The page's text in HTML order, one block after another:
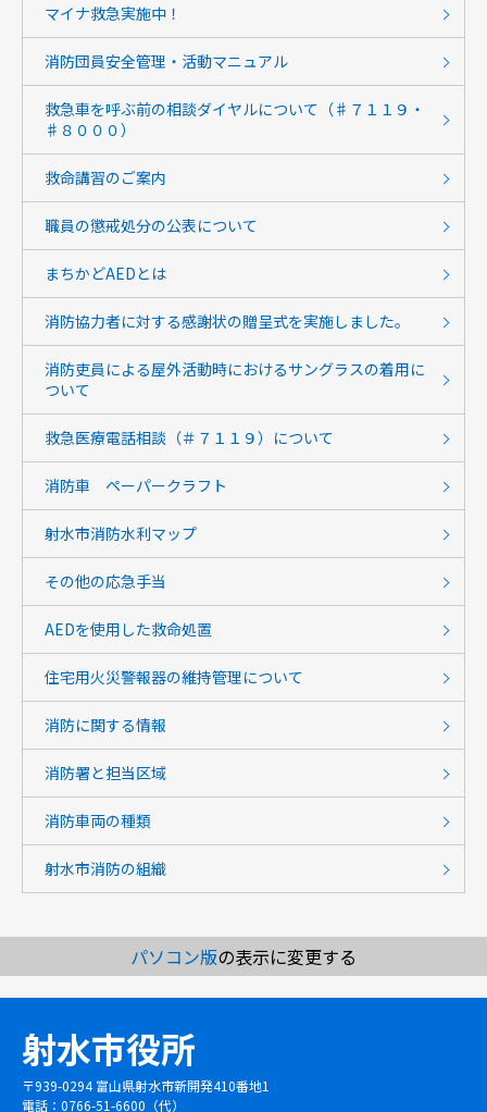
マイナ救急実施中！
消防団員安全管理・活動マニュアル
救急車を呼ぶ前の相談ダイヤルについて（♯７１１９・
♯８０００）
救命講習のご案内
職員の懲戒処分の公表について
まちかどAEDとは
消防協力者に対する感謝状の贈呈式を実施しました。
消防吏員による屋外活動時におけるサングラスの着用に
ついて
救急医療電話相談（＃７１１９）について
消防車 ペーパークラフト
射水市消防水利マップ
その他の応急手当
AEDを使用した救命処置
住宅用火災警報器の維持管理について
消防に関する情報
消防署と担当区域
消防車両の種類
射水市消防の組織
パソコン版の表示に変更する
射水市役所
〒939-0294 富山県射水市新開発410番地1
電話：0766-51-6600（代）